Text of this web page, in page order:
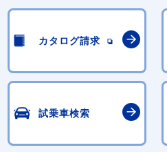
カタログ請求
試乗車検索